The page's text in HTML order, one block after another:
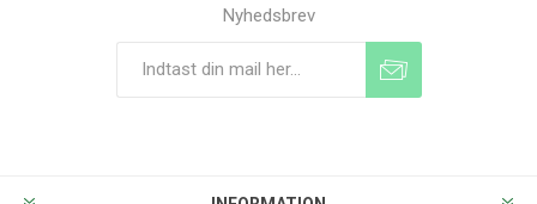
Nyhedsbrev